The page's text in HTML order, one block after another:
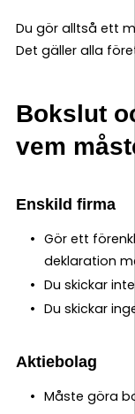
Du gör alltså ett
Det gäller alla
Bokslut
vem
Enskild firma
Gör ett
deklaration
Du skickar
Du skickar
Aktiebolag
Måste göra